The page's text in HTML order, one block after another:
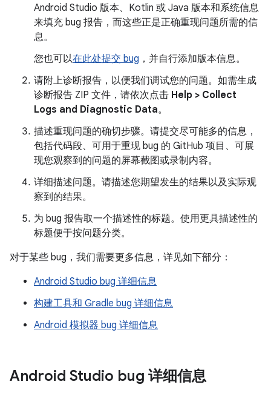
Android Studio 版本、Kotlin 或 Java 版本和系统信息
来填充 bug 报告，而这些正是正确重现问题所需的信
息。
您也可以在此处提交 bug ，并自行添加版本信息。
请附上诊断报告，以便我们调试您的问题。如需生成
诊断报告 ZIP 文件，请依次点击 Help > Collect
Logs and Diagnostic Data。
描述重现问题的确切步骤。请提交尽可能多的信息，
包括代码段、可用于重现 bug 的 GitHub 项目、可展
现您观察到的问题的屏幕截图或录制内容。
详细描述问题。请描述您期望发生的结果以及实际观
察到的结果。
为 bug 报告取一个描述性的标题。使用更具描述性的
标题便于按问题分类。
对于某些 bug，我们需要更多信息，详见如下部分：
Android Studio bug 详细信息
构建工具和 Gradle bug 详细信息
Android 模拟器 bug 详细信息
Android Studio bug 详细信息